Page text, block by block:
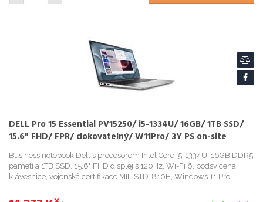
DELL Pro 15 Essential PV15250/ i5-1334U/ 16GB/ 1TB SSD/
15.6" FHD/ FPR/ dokovatelný/ W11Pro/ 3Y PS on-site
Business notebook Dell s procesorem Intel Core i5-1334U, 16GB DDR5
pametí a 1TB SSD. 15,6" FHD displej s 120Hz, Wi-Fi 6, podsvícená
klávesnice, vojenská certifikace MIL-STD-810H, Windows 11 Pro.